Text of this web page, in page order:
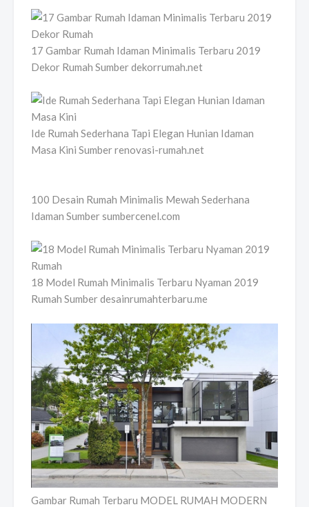
17 Gambar Rumah Idaman Minimalis Terbaru 2019
Dekor Rumah Sumber dekorrumah.net
Ide Rumah Sederhana Tapi Elegan Hunian Idaman
Masa Kini Sumber renovasi-rumah.net
100 Desain Rumah Minimalis Mewah Sederhana
Idaman Sumber sumbercenel.com
18 Model Rumah Minimalis Terbaru Nyaman 2019
Rumah Sumber desainrumahterbaru.me
Gambar Rumah Terbaru MODEL RUMAH MODERN